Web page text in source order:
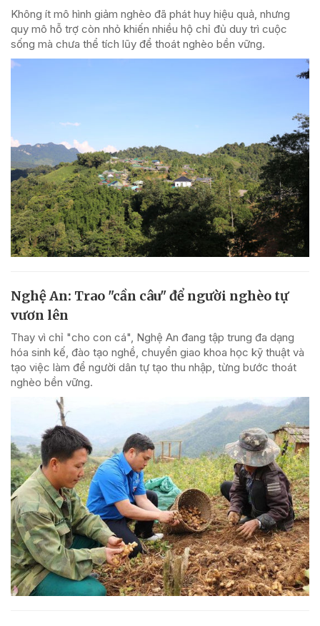
Không ít mô hình giảm nghèo đã phát huy hiệu quả, nhưng
quy mô hỗ trợ còn nhỏ khiến nhiều hộ chỉ đủ duy trì cuộc
sống mà chưa thể tích lũy để thoát nghèo bền vững.
Nghệ An: Trao "cần câu" để người nghèo tự
vươn lên
Thay vì chỉ "cho con cá", Nghệ An đang tập trung đa dạng
hóa sinh kế, đào tạo nghề, chuyển giao khoa học kỹ thuật và
tạo việc làm để người dân tự tạo thu nhập, từng bước thoát
nghèo bền vững.